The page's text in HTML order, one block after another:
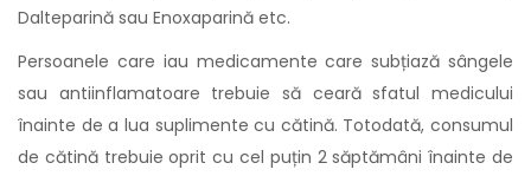
Dalteparină sau Enoxaparină etc.
Persoanele care iau medicamente care subțiază sângele
sau antiinflamatoare trebuie să ceară sfatul medicului
înainte de a lua suplimente cu cătină. Totodată, consumul
de cătină trebuie oprit cu cel puțin 2 săptămâni înainte de